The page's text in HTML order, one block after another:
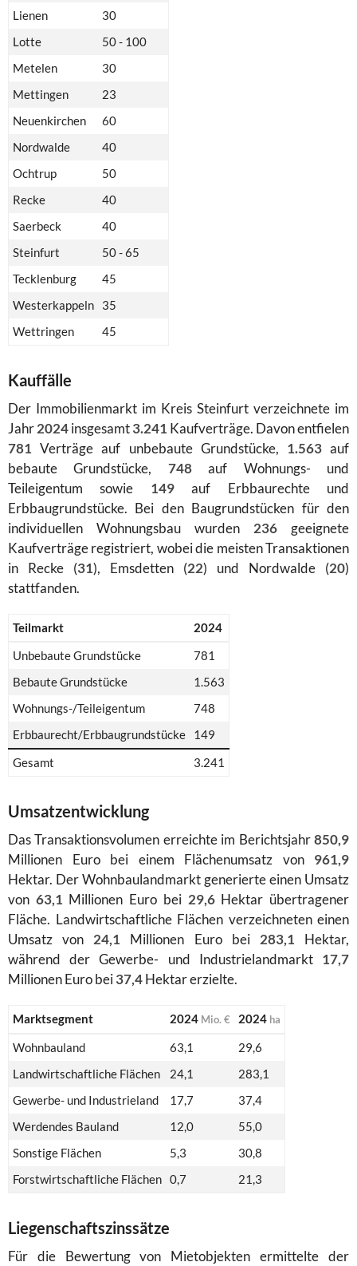
Lienen
30
Lotte
50 - 100
Metelen
30
Mettingen
23
Neuenkirchen
60
Nordwalde
40
Ochtrup
50
Recke
40
Saerbeck
40
Steinfurt
50 - 65
Tecklenburg
45
Westerkappeln
35
Wettringen
45
Kauffälle
Der Immobilienmarkt im Kreis Steinfurt verzeichnete im
Jahr2024insgesamt3.241 Kaufverträge. Davon entfielen
781 Verträge auf unbebaute Grundstücke, 1.563auf
bebaute Grundstücke, 748auf Wohnungs- und
Teileigentum sowie 149auf Erbbaurechte und
Erbbaugrundstücke. Bei den Baugrundstücken für den
individuellen Wohnungsbau wurden 236 geeignete
Kaufverträge registriert, wobei die meisten Transaktionen
in Recke (31), Emsdetten (22) und Nordwalde (20)
stattfanden.
Teilmarkt
2024
Unbebaute Grundstücke
781
Bebaute Grundstücke
1.563
Wohnungs-/Teileigentum
748
Erbbaurecht/Erbbaugrundstücke
149
Gesamt
3.241
Umsatzentwicklung
Das Transaktionsvolumen erreichte im Berichtsjahr850,9
Millionen Euro bei einem Flächenumsatz von 961,9
Hektar. Der Wohnbaulandmarkt generierte einen Umsatz
von 63,1 Millionen Euro bei 29,6Hektar übertragener
Fläche. Landwirtschaftliche Flächen verzeichneten einen
Umsatz von 24,1 Millionen Euro bei 283,1 Hektar,
während der Gewerbe- und Industrielandmarkt 17,7
Millionen Euro bei37,4Hektar erzielte.
Marktsegment 2024 Mio. € 2024 ha
Wohnbauland 63,1
29,6
Landwirtschaftliche Flächen
24,1
283,1
Gewerbe- und Industrieland
17,7
37,4
Werdendes Bauland
12,0
55,0
Sonstige Flächen
5,3
30,8
Forstwirtschaftliche Flächen 0,7 21,3
Liegenschaftszinssätze
Für die Bewertung von Mietobjekten ermittelte der